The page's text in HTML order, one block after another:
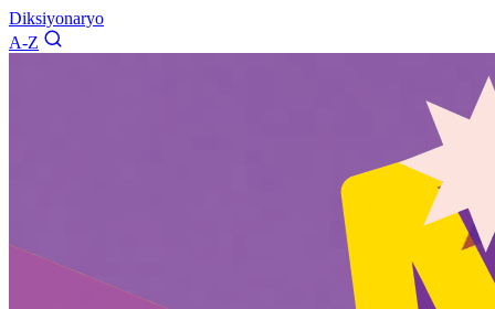
Diksiyonaryo
A-Z